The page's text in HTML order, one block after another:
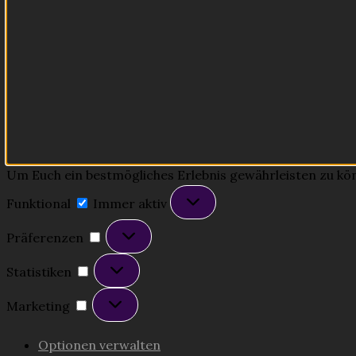
Um Euch ein bestmögliches Erlebnis gewährleisten zu
Funktional
Immer aktiv
Präferenzen
Präferenzen
Statistiken
Statistiken
Marketing
Marketing
Optionen verwalten